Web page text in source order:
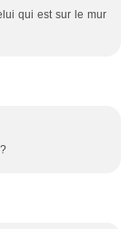
qui est sur le mur